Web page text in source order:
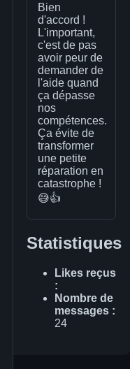
Bien
d'accord !
L'important,
c'est de pas
avoir peur de
demander de
l'aide quand
ça dépasse
nos
compétences.
Ça évite de
transformer
une petite
réparation en
catastrophe !
😅👍
Statistiques
Likes reçus
:
Nombre de
messages :
24